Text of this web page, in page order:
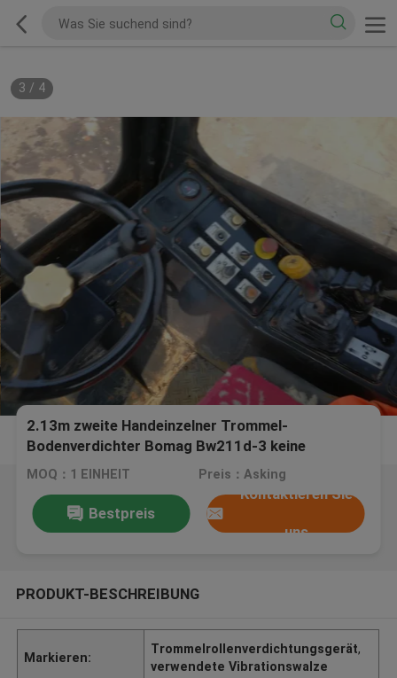
3 / 4
2.13m zweite Handeinzelner Trommel-
Bodenverdichter Bomag Bw211d-3 keine
Ölleckage
MOQ：1 EINHEIT Preis：Asking
Bestpreis
Kontaktieren Sie
uns
PRODUKT-BESCHREIBUNG
Markieren:
Trommelrollenverdichtungsgerät,
verwendete Vibrationswalze